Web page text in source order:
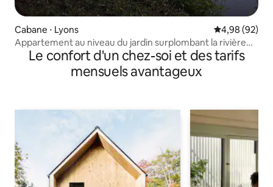
Cabane ⋅ Lyons Évaluation
4,98 (92)
Appartement au niveau du jardin surplombant la rivière
Grand
Le confort d'un chez-soi et des tarifs
mensuels avantageux